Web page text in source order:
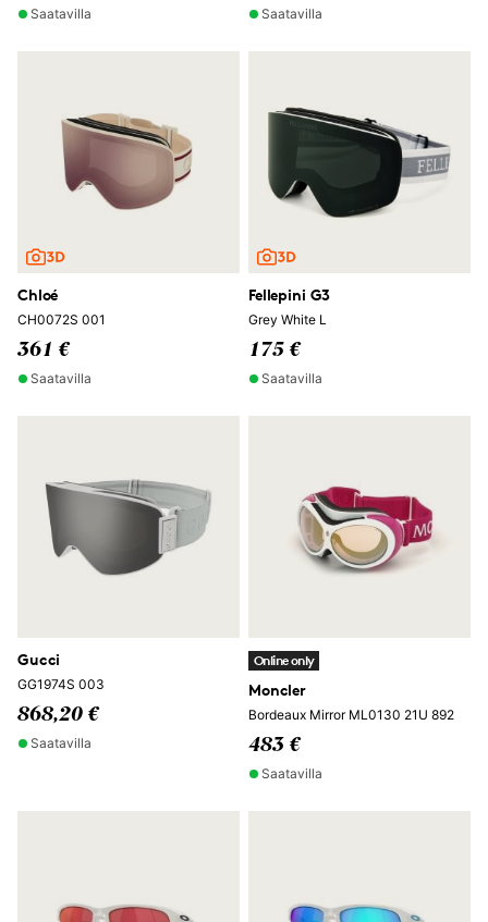
Saatavilla Saatavilla
Chloé
CH0072S 001
361 €
Saatavilla
Fellepini G3
Grey White L
175 €
Saatavilla
Gucci
GG1974S 003
868,20 €
Saatavilla
Online only
Moncler
Bordeaux Mirror ML0130 21U 892
483 €
Saatavilla